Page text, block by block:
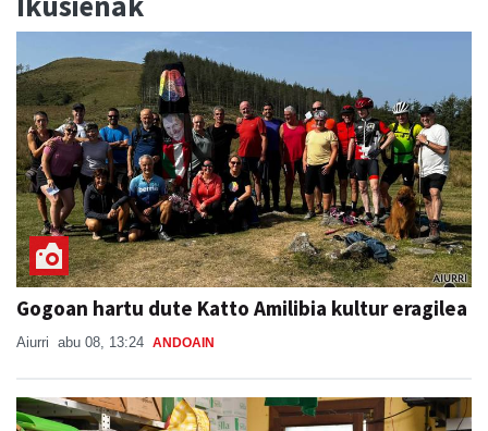
Gogoan hartu dute Katto Amilibia kultur eragilea
Aiurri abu 08, 13:24 ANDOAIN